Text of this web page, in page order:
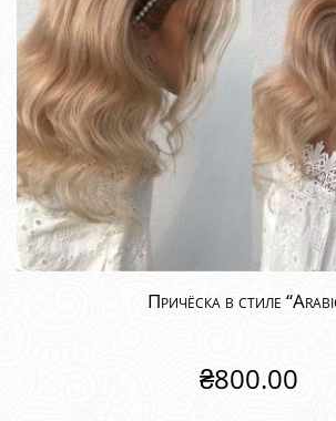
Причёска в стиле
₴800.00